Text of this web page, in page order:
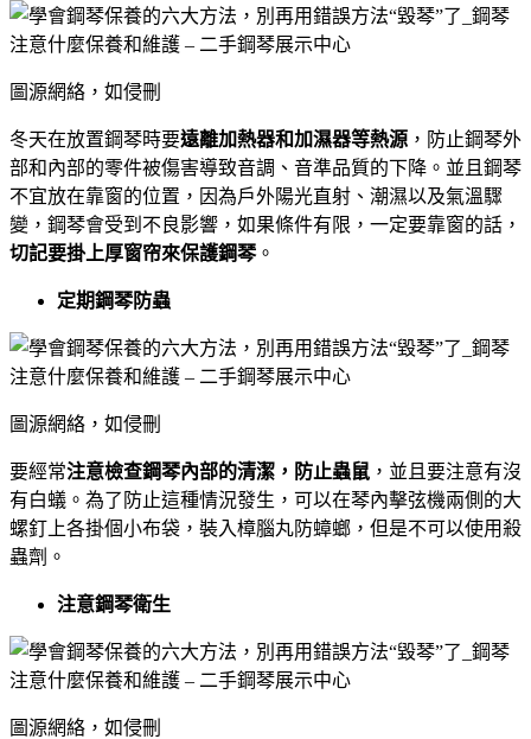
圖源網絡，如侵刪
冬天在放置鋼琴時要遠離加熱器和加濕器等熱源 ，防止鋼琴外
部和內部的零件被傷害導致音調、音準品質的下降。並且鋼琴
不宜放在靠窗的位置，因為戶外陽光直射、潮濕以及氣溫驟
變，鋼琴會受到不良影響，如果條件有限，一定要靠窗的話，
切記要掛上厚窗帘來保護鋼琴。
定期鋼琴防蟲
圖源網絡，如侵刪
要經常注意檢查鋼琴內部的清潔，防止蟲鼠 ，並且要注意有沒
有白蟻。為了防止這種情況發生，可以在琴內擊弦機兩側的大
螺釘上各掛個小布袋，裝入樟腦丸防蟑螂，但是不可以使用殺
蟲劑。
注意鋼琴衛生
圖源網絡，如侵刪